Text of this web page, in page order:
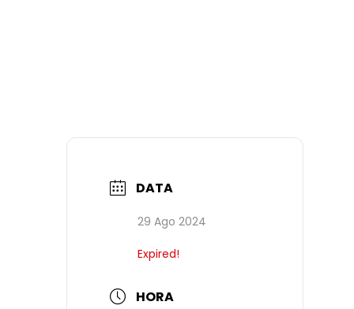
DATA
29 Ago 2024
Expired!
HORA